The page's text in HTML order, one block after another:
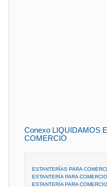
Conexo LIQUIDAMOS
COMERCIO
ESTANTERÍAS PARA
ESTANTERÍA PARA
ESTANTERÍA PARA